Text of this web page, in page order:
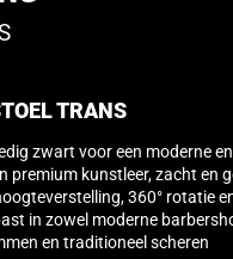
TRANS
zwart voor een moderne
kunstleer, zacht en
360° rotatie
in zowel moderne
en traditioneel scheren